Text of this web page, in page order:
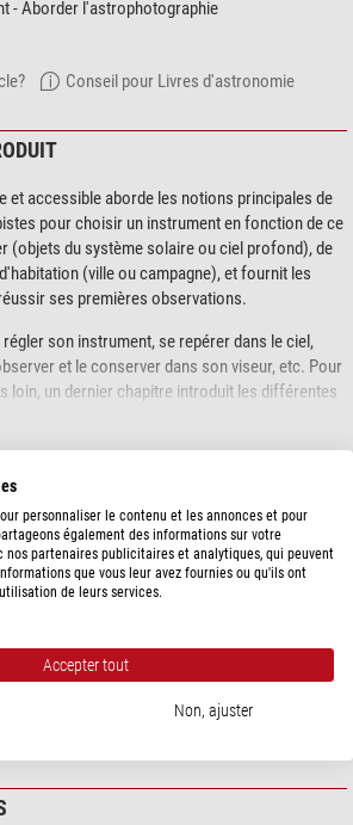
- Aborder l'astrophotographie
Conseil pour Livres d'astronomie
et accessible aborde les notions principales de
pour choisir un instrument en fonction de ce
(objets du système solaire ou ciel profond), de
(ville ou campagne), et fournit les
ses premières observations.
son instrument, se repérer dans le ciel,
et le conserver dans son viseur, etc. Pour
loin, un dernier chapitre introduit les différentes
accompagnera les premières sorties
en astronomie chez Nature & Découvertes,
au Planétarium de Nantes, Vincent Jean
son discours au public auquel il s'adresse
des notions apparemment
Vincent Jean Victor
Softcover
2023
personnaliser le contenu et les annonces et pour
également des informations sur votre
partenaires publicitaires et analytiques, qui peuvent
que vous leur avez fournies ou qu'ils ont
de leurs services.
Accepter tout
Non, ajuster